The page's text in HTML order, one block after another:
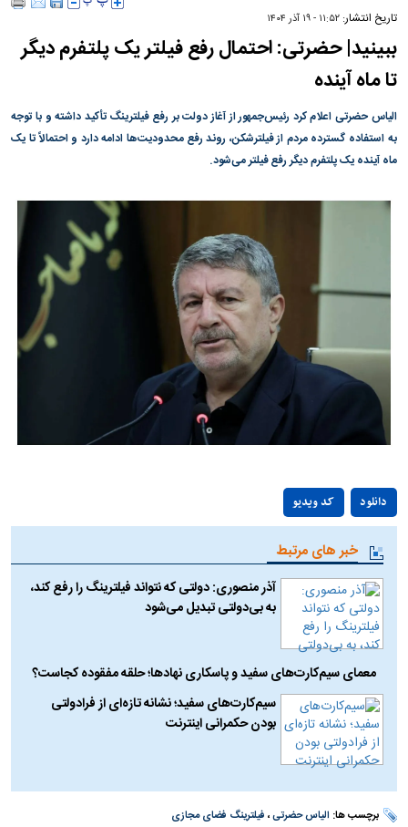
تاریخ انتشار:۱۱:۵۲ - ۱۹ آذر ۱۴۰۴
ببینید| حضرتی: احتمال رفع فیلتر یک پلتفرم دیگر
تا ماه آینده
الیاس حضرتی اعلام کرد رئیس‌جمهور از آغاز دولت بر رفع فیلترینگ تأکید داشته و با توجه
به استفاده گسترده مردم از فیلترشکن، روند رفع محدودیت‌ها ادامه دارد و احتمالاً تا یک
ماه آینده یک پلتفرم دیگر رفع فیلتر می‌شود.
کد ویدیو دانلود
خبر های مرتبط
آذر منصوری: دولتی که نتواند فیلترینگ را رفع کند،
به بی‌دولتی تبدیل می‌شود
معمای سیم‌کارت‌های سفید و پاسکاری نهاد‌ها؛ حلقه مفقوده کجاست؟
سیم‌کارت‌های سفید؛ نشانه تازه‌ای از فرادولتی
بودن حکمرانی اینترنت
برچسب ها: الیاس حضرتی، فیلترینگ فضای مجازی